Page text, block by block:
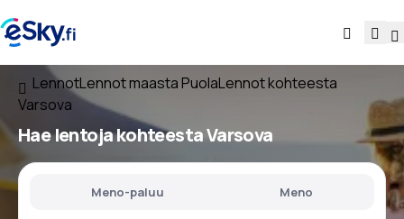
LennotLennot maasta PuolaLennot kohteesta
Varsova
Hae lentojakohteesta Varsova
Meno-paluu Meno